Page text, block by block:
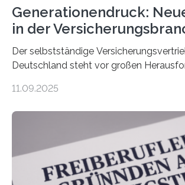
Generationendruck:
in der
Der selbstständige
Deutschland steht vor großen
Dr. Matthias Beenken und Prof. Dr. Lukas
Bundesverbands Deutscher
durchgeführt haben. Die Studie basiert
Antworten von 1.440 selbstständigen
Versicherungsvertreter*innen und -
Ergebnis: Deutlich mehr als die Hälfte
11.09.2025